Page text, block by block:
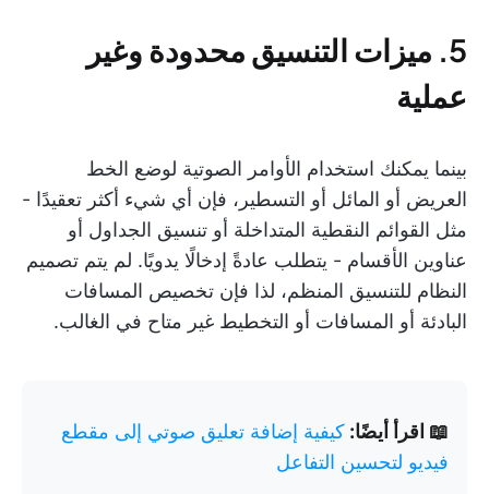
5. ميزات التنسيق محدودة وغير
عملية
بينما يمكنك استخدام الأوامر الصوتية لوضع الخط
العريض أو المائل أو التسطير، فإن أي شيء أكثر تعقيدًا -
مثل القوائم النقطية المتداخلة أو تنسيق الجداول أو
عناوين الأقسام - يتطلب عادةً إدخالًا يدويًا. لم يتم تصميم
النظام للتنسيق المنظم، لذا فإن تخصيص المسافات
البادئة أو المسافات أو التخطيط غير متاح في الغالب.
📖 اقرأ أيضًا: كيفية إضافة تعليق صوتي إلى مقطع
فيديو لتحسين التفاعل